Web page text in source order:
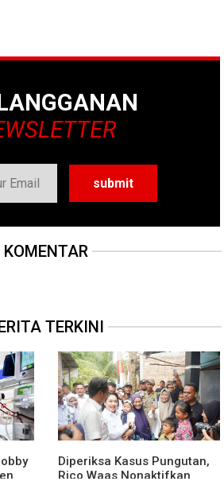
KOMENTAR
TERKINI
Diperiksa Kasus Pungutan,
Rico Waas Nonaktifkan